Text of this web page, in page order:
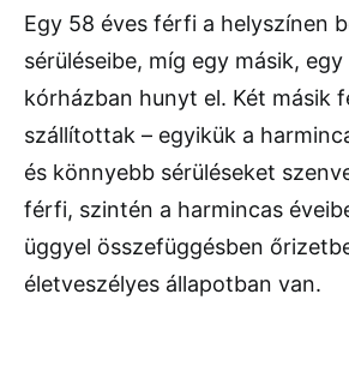
Egy 58 éves férfi a helyszínen
sérüléseibe, míg egy másik,
kórházban hunyt el. Két másik
szállítottak – egyikük a
és könnyebb sérüléseket
férfi, szintén a harmincas
üggyel összefüggésben
életveszélyes állapotban van.